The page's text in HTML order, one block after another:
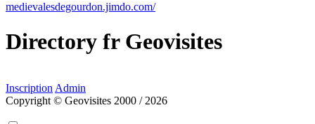
medievalesdegourdon.jimdo.com/
Directory frGeovisites
Inscription Admin
Copyright © Geovisites 2000 / 2026